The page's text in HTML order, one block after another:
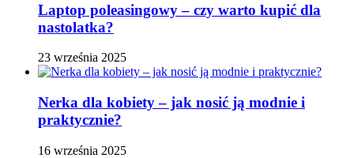
Laptop poleasingowy – czy warto kupić dla
nastolatka?
23 września 2025
Nerka dla kobiety – jak nosić ją modnie i
praktycznie?
16 września 2025